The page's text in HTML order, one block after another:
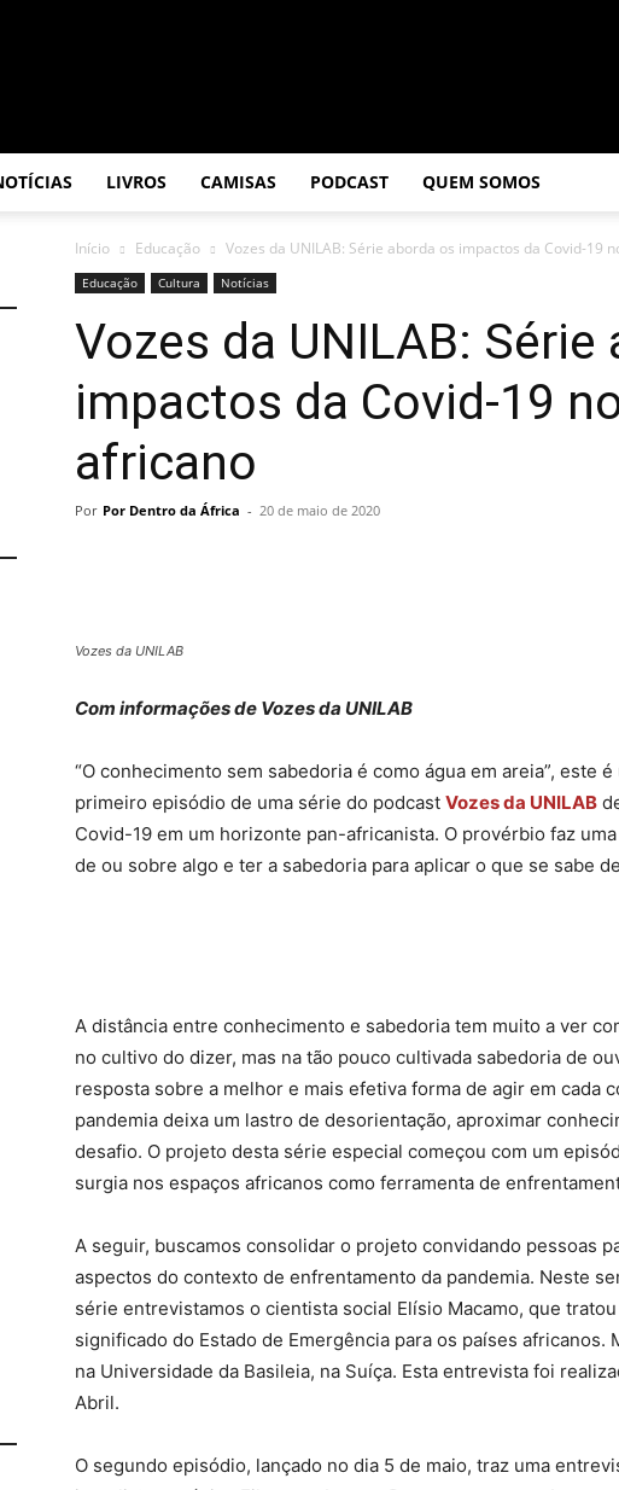
LIVROS CAMISAS PODCAST QUEM SOMOS
Início Educação Vozes da UNILAB: Série aborda os impactos da Covid-19
Educação Cultura Notícias
Vozes da UNILAB: Série
impactos da Covid-19
africano
Por Por Dentro da África - 20 de maio de 2020
Vozes da UNILAB
Com informações de Vozes da UNILAB
“O conhecimento sem sabedoria é como água em areia”, este
primeiro episódio de uma série do podcast Vozes da UNILAB
Covid-19 em um horizonte pan-africanista. O provérbio faz
de ou sobre algo e ter a sabedoria para aplicar o que se sabe
A distância entre conhecimento e sabedoria tem muito a ver
no cultivo do dizer, mas na tão pouco cultivada sabedoria de
resposta sobre a melhor e mais efetiva forma de agir em cada
pandemia deixa um lastro de desorientação, aproximar
desafio. O projeto desta série especial começou com um
surgia nos espaços africanos como ferramenta de
A seguir, buscamos consolidar o projeto convidando pessoas
aspectos do contexto de enfrentamento da pandemia. Neste
série entrevistamos o cientista social Elísio Macamo, que
significado do Estado de Emergência para os países africanos.
na Universidade da Basileia, na Suíça. Esta entrevista foi
Abril.
O segundo episódio, lançado no dia 5 de maio, traz uma